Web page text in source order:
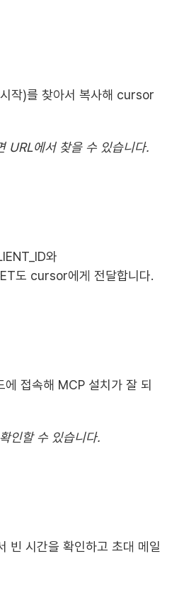
작)를 찾아서 복사해 cursor
URL에서 찾을 수 있습니다.
와
도 cursor에게 전달합니다.
접속해 MCP 설치가 잘 되
인할 수 있습니다.
빈 시간을 확인하고 초대 메일